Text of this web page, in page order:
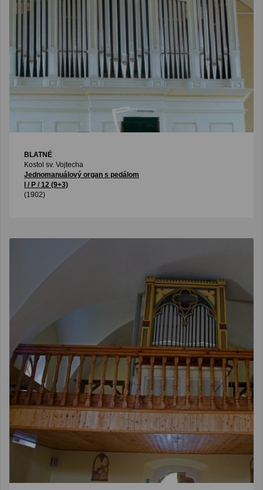
BLATNÉ
Kostol sv. Vojtecha
Jednomanuálový organ s pedálom
I / P / 12 (9+3)
(1902)